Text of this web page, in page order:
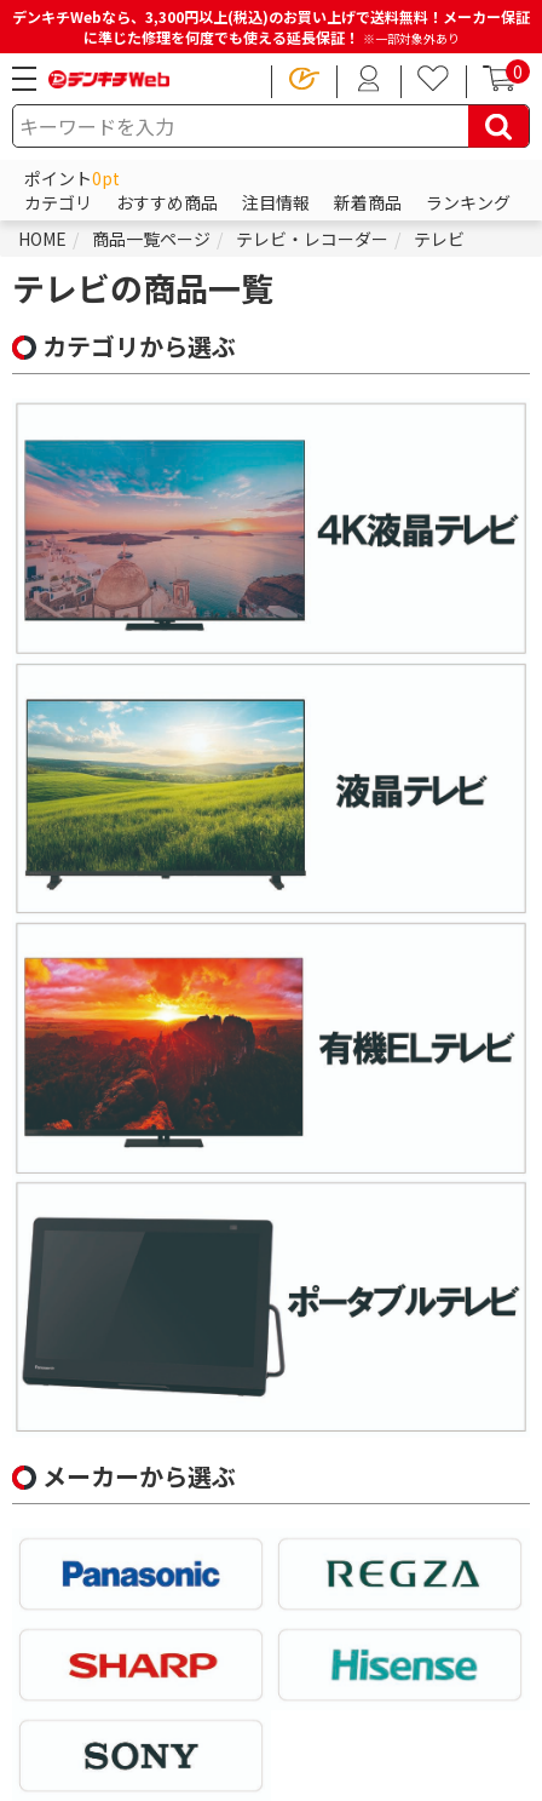
デンキチWebなら、3,300円以上(税込)のお買い上げで送料無料！メーカー保証
に準じた修理を何度でも使える延長保証！ ※一部対象外あり
0
ポイント0pt
カテゴリ
おすすめ商品 注目情報 新着商品
ランキング
HOME
商品一覧ページ テレビ・レコーダー テレビ
テレビの商品一覧
カテゴリから選ぶ
メーカーから選ぶ